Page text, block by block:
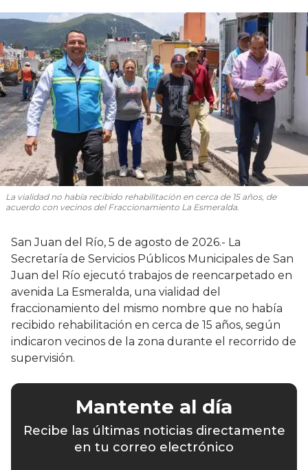
La vialidad no había recibido rehabilitación en cerca de 15 años, de
acuerdo con vecinos del Fraccionamiento La Esmeralda.
San Juan del Río, 5 de agosto de 2026.- La
Secretaría de Servicios Públicos Municipales de San
Juan del Río ejecutó trabajos de reencarpetado en
avenida La Esmeralda, una vialidad del
fraccionamiento del mismo nombre que no había
recibido rehabilitación en cerca de 15 años, según
indicaron vecinos de la zona durante el recorrido de
supervisión.
Mantente al día
Recibe las últimas noticias directamente
en tu correo electrónico